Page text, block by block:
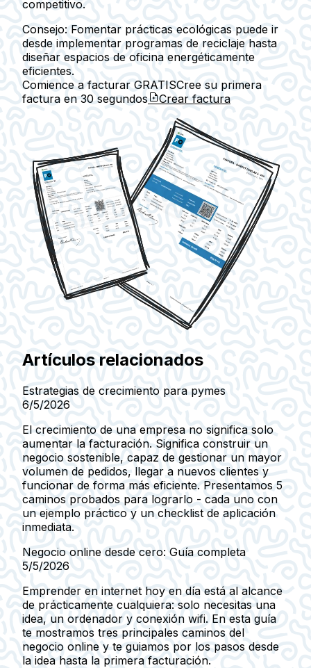
competitivo.
Consejo: Fomentar prácticas ecológicas puede ir
desde implementar programas de reciclaje hasta
diseñar espacios de oficina energéticamente
eficientes.
Comience a facturar GRATISCree su primera
factura en 30 segundos Crear factura
Artículos relacionados
Estrategias de crecimiento para pymes
6/5/2026
El crecimiento de una empresa no significa solo
aumentar la facturación. Significa construir un
negocio sostenible, capaz de gestionar un mayor
volumen de pedidos, llegar a nuevos clientes y
funcionar de forma más eficiente. Presentamos 5
caminos probados para lograrlo - cada uno con
un ejemplo práctico y un checklist de aplicación
inmediata.
Negocio online desde cero: Guía completa
5/5/2026
Emprender en internet hoy en día está al alcance
de prácticamente cualquiera: solo necesitas una
idea, un ordenador y conexión wifi. En esta guía
te mostramos tres principales caminos del
negocio online y te guiamos por los pasos desde
la idea hasta la primera facturación.